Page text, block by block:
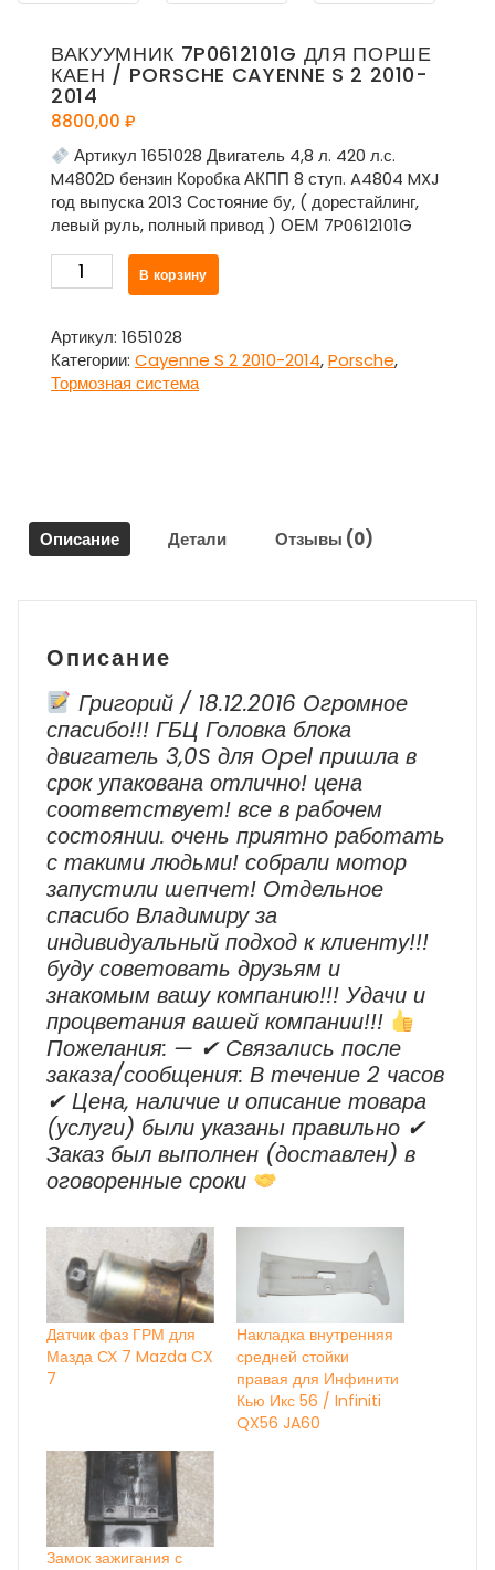
ВАКУУМНИК 7P0612101G ДЛЯ ПОРШЕ
КАЕН / PORSCHE CAYENNE S 2 2010-
2014
8800,00 ₽
Артикул 1651028 Двигатель 4,8 л. 420 л.с.
M4802D бензин Коробка АКПП 8 ступ. A4804 MXJ
год выпуска 2013 Состояние бу, ( дорестайлинг,
левый руль, полный привод ) ОЕМ 7P0612101G
Количество
товара
7P0612101G
для
Порше
2
2010-
В корзину
Артикул: 1651028
Категории: Cayenne S 2 2010-2014,Porsche,
Тормозная система
Описание Детали Отзывы (0)
Описание
Григорий / 18.12.2016 Огромное
спасибо!!! ГБЦ Головка блока
двигатель 3,0S для Opel пришла в
срок упакована отлично! цена
соответствует! все в рабочем
состоянии. очень приятно работать
с такими людьми! собрали мотор
запустили шепчет! Отдельное
спасибо Владимиру за
индивидуальный подход к клиенту!!!
буду советовать друзьям и
знакомым вашу компанию!!! Удачи и
процветания вашей компании!!!
Пожелания: — ✔ Cвязались после
заказа/сообщения: В течение 2 часов
✔ Цена, наличие и описание товара
(услуги) были указаны правильно ✔
Заказ был выполнен (доставлен) в
оговоренные сроки
Датчик фаз ГРМ для
Мазда СХ 7 Mazda CX
7
Накладка внутренняя
средней стойки
правая для Инфинити
Кью Икс 56 / Infiniti
QX56 JA60
Замок зажигания с